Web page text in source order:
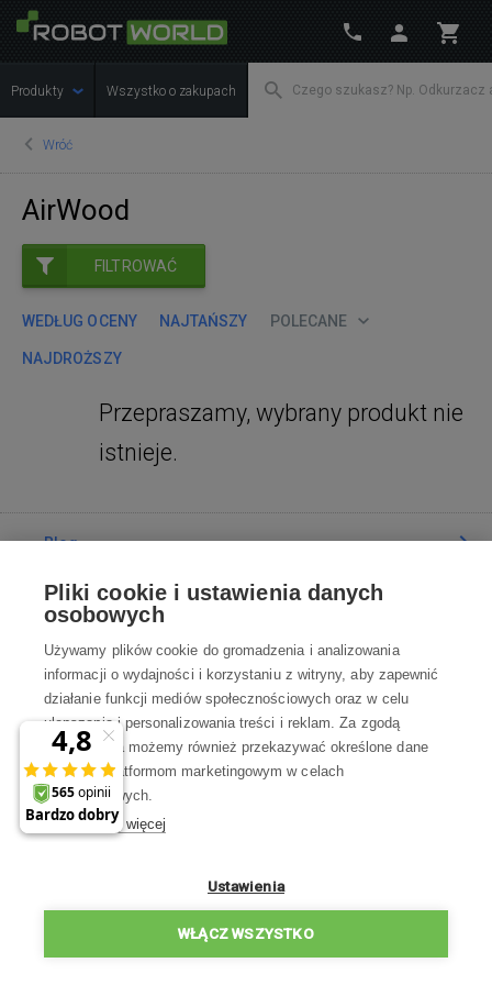
Produkty Wszystko o zakupach
Wróć
AirWood
FILTROWAĆ
WEDŁUG OCENY NAJTAŃSZY POLECANE
NAJDROŻSZY
Przepraszamy, wybrany produkt nie
istnieje.
Blog
Poradnia
Wszystko o zakupach
Kontakt
Skontaktuj się z Nami
Pon-Pt 8:00—17:00
WSZYSTKIE KONTAKTY
Pliki cookie i ustawienia danych
osobowych
Używamy plików cookie do gromadzenia i analizowania
informacji o wydajności i korzystaniu z witryny, aby zapewnić
działanie funkcji mediów społecznościowych oraz w celu
ulepszania i personalizowania treści i reklam. Za zgodą
użytkownika możemy również przekazywać określone dane
osobowe platformom marketingowym w celach
marketingowych.
Dowiedz się więcej
Ustawienia
WŁĄCZ WSZYSTKO